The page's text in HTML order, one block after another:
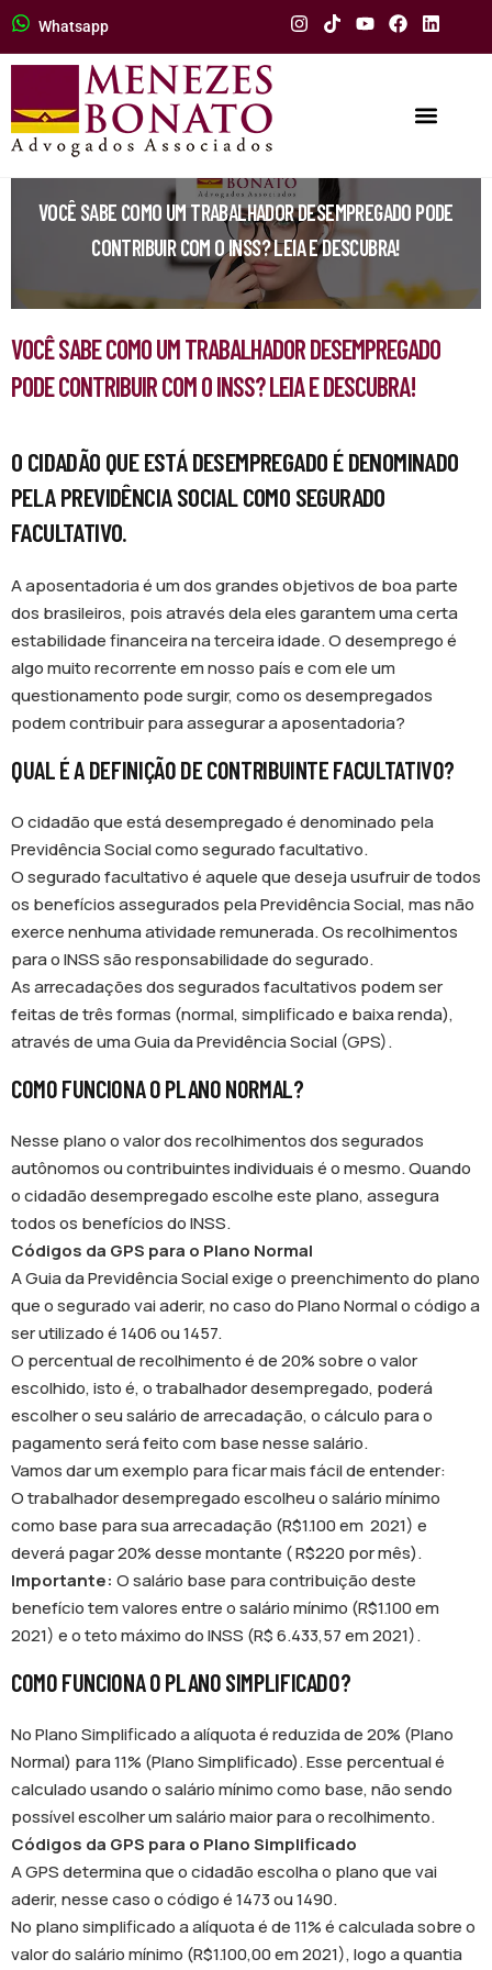
Whatsapp
VOCÊ SABE COMO UM TRABALHADOR DESEMPREGADO PODE
CONTRIBUIR COM O INSS? LEIA E DESCUBRA!
VOCÊ SABE COMO UM TRABALHADOR DESEMPREGADO
PODE CONTRIBUIR COM O INSS? LEIA E DESCUBRA!
O CIDADÃO QUE ESTÁ DESEMPREGADO É DENOMINADO
PELA PREVIDÊNCIA SOCIAL COMO SEGURADO
FACULTATIVO.
A aposentadoria é um dos grandes objetivos de boa parte
dos brasileiros, pois através dela eles garantem uma certa
estabilidade financeira na terceira idade. O desemprego é
algo muito recorrente em nosso país e com ele um
questionamento pode surgir, como os desempregados
podem contribuir para assegurar a aposentadoria?
QUAL É A DEFINIÇÃO DE CONTRIBUINTE FACULTATIVO?
O cidadão que está desempregado é denominado pela
Previdência Social como segurado facultativo.
O segurado facultativo é aquele que deseja usufruir de todos
os benefícios assegurados pela Previdência Social, mas não
exerce nenhuma atividade remunerada. Os recolhimentos
para o INSS são responsabilidade do segurado.
As arrecadações dos segurados facultativos podem ser
feitas de três formas (normal, simplificado e baixa renda),
através de uma Guia da Previdência Social (GPS).
COMO FUNCIONA O PLANO NORMAL?
Nesse plano o valor dos recolhimentos dos segurados
autônomos ou contribuintes individuais é o mesmo. Quando
o cidadão desempregado escolhe este plano, assegura
todos os benefícios do INSS.
Códigos da GPS para o Plano Normal
A Guia da Previdência Social exige o preenchimento do plano
que o segurado vai aderir, no caso do Plano Normal o código a
ser utilizado é 1406 ou 1457.
O percentual de recolhimento é de 20% sobre o valor
escolhido, isto é, o trabalhador desempregado, poderá
escolher o seu salário de arrecadação, o cálculo para o
pagamento será feito com base nesse salário.
Vamos dar um exemplo para ficar mais fácil de entender:
O trabalhador desempregado escolheu o salário mínimo
como base para sua arrecadação (R$1.100 em 2021) e
deverá pagar 20% desse montante ( R$220 por mês).
Importante: O salário base para contribuição deste
benefício tem valores entre o salário mínimo (R$1.100 em
2021) e o teto máximo do INSS (R$ 6.433,57 em 2021).
COMO FUNCIONA O PLANO SIMPLIFICADO?
No Plano Simplificado a alíquota é reduzida de 20% (Plano
Normal) para 11% (Plano Simplificado). Esse percentual é
calculado usando o salário mínimo como base, não sendo
possível escolher um salário maior para o recolhimento.
Códigos da GPS para o Plano Simplificado
A GPS determina que o cidadão escolha o plano que vai
aderir, nesse caso o código é 1473 ou 1490.
No plano simplificado a alíquota é de 11% é calculada sobre o
valor do salário mínimo (R$1.100,00 em 2021), logo a quantia